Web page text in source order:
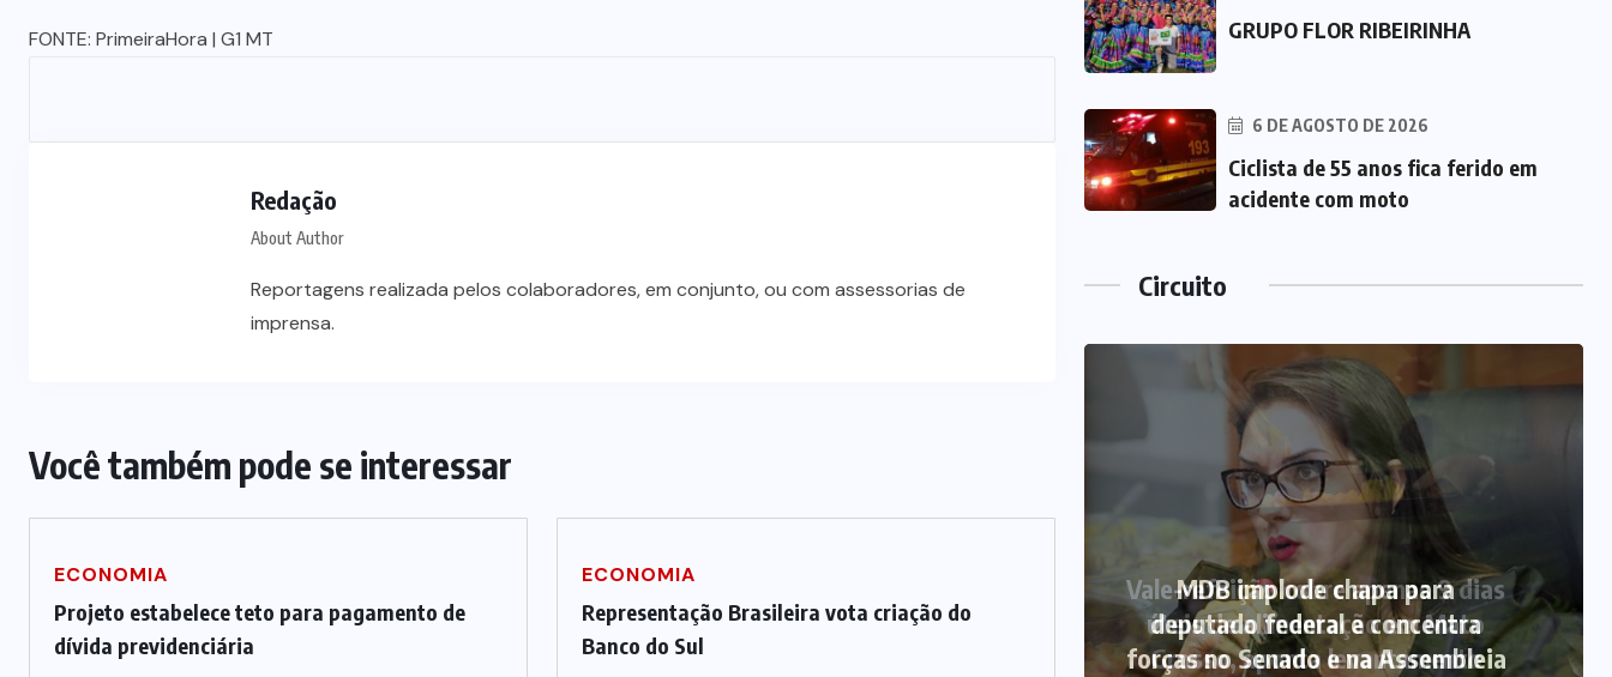
FONTE: PrimeiraHora | G1 MT
Redação
About Author
Reportagens realizada pelos colaboradores, em conjunto, ou com assessorias de
imprensa.
Você também pode se interessar
ECONOMIA
Projeto estabelece teto para pagamento de
dívida previdenciária
ECONOMIA
Representação Brasileira vota criação do
Banco do Sul
GRUPO FLOR RIBEIRINHA
6 DE AGOSTO DE 2026
Ciclista de 55 anos fica ferido em
acidente com moto
Circuito
investimentos para viabilizar 10
mil lotes com infraestrutura
MDB implode chapa para
deputado federal e concentra
forças no Senado e na Assembleia
Vale-refeição cobre apenas 9 dias
úteis de alimentação em Mato
Grosso, aponta levantamento